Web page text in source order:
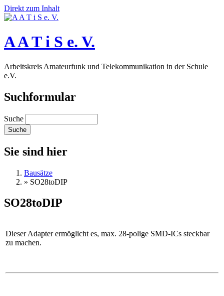
Direkt zum Inhalt
A A T i S e. V.
Arbeitskreis Amateurfunk und Telekommunikation in der Schule
e.V.
Suchformular
Suche
Sie sind hier
Bausätze
» SO28toDIP
SO28toDIP
Dieser Adapter ermöglicht es, max. 28-polige SMD-ICs steckbar
zu machen.